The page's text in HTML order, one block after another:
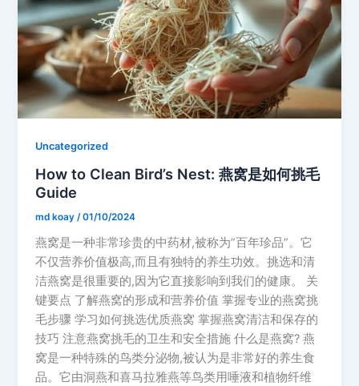
Uncategorized
How to Clean Bird’s Nest: 燕窝是如何挑毛
Guide
md koay /01/10/2024
燕窝是一种非常珍贵的中药材,被称为”百年珍品”。它
不仅营养价值极高,而且有独特的养生功效。挑选和清
洁燕窝是很重要的,因为它直接影响到我们的健康。 关
键要点 了解燕窝的形成和营养价值 掌握专业的燕窝挑
毛步骤 学习如何挑选优质燕窝 掌握燕窝清洁和保存的
技巧 注意燕窝挑毛的卫生和安全措施 什么是燕窝? 燕
窝是一种特殊的鸟类分泌物,被认为是非常好的养生食
品。它由洞燕和喜马拉雅燕等鸟类用唾液和植物纤维